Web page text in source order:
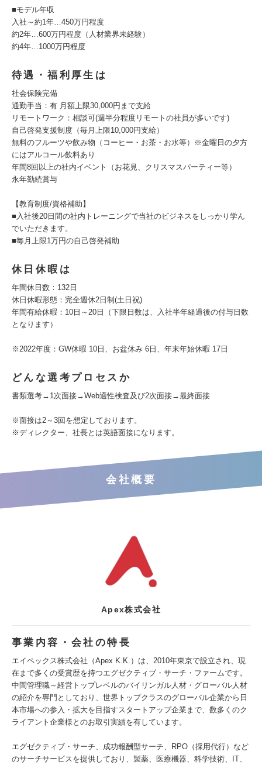
■モデル年収
入社～約1年…450万円程度
約2年…600万円程度（人材業界未経験）
約4年…1000万円程度
待遇・福利厚生は
社会保険完備
通勤手当：有 月額上限30,000円まで支給
リモートワーク：相談可(週半分程度リモートの社員が多いです)
自己啓発支援制度（毎月上限10,000円支給）
無料のフルーツや飲み物（コーヒー・お茶・お水等）※金曜日の夕方
にはアルコール飲料あり
年間8回以上の社内イベント（お花見、クリスマスパーティー等）
永年勤続賞与
【教育制度/資格補助】
■入社後20日間の社内トレーニングで当社のビジネスをしっかり学ん
でいただきます。
■毎月上限1万円の自己啓発補助
休日休暇は
年間休日数：132日
休日休暇形態：完全週休2日制(土日祝)
年間有給休暇：10日～20日（下限日数は、入社半年経過後の付与日数
となります）
※2022年度：GW休暇 10日、お盆休み 6日、年末年始休暇 17日
どんな選考プロセスか
書類選考→1次面接→Web適性検査及び2次面接→最終面接
※面接は2～3回を想定しております。
※ディレクター、社長とは英語面接になります。
会社概要
Apex株式会社
事業内容・会社の特長
エイペックス株式会社（Apex K.K.）は、2010年東京で設立され、現
在まで多くの受賞歴を持つエグゼクティブ・サーチ・ファームです。
中間管理職～経営トップレベルのバイリンガル人材・グローバル人材
の紹介を専門としており、世界トップクラスのグローバル企業から日
本市場への参入・拡大を目指すスタートアップ企業まで、数多くのク
ライアント企業様とのお取引実績を有しています。
エグゼクティブ・サーチ、成功報酬型サーチ、RPO（採用代行）など
のサーチサービスを提供しており、製薬、医療機器、科学技術、IT、